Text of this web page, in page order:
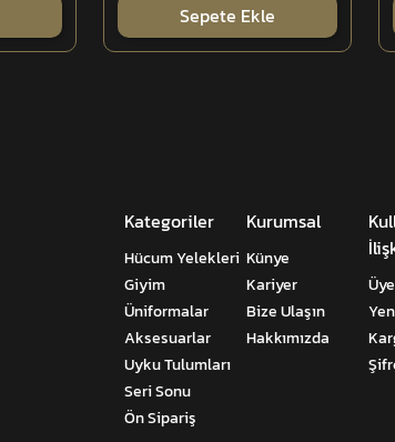
Sepete Ekle
Kategoriler
Hücum Yelekleri
Giyim
Üniformalar
Aksesuarlar
Uyku Tulumları
Seri Sonu
Ön Sipariş
Kurumsal
Künye
Kariyer
Bize Ulaşın
Hakkımızda